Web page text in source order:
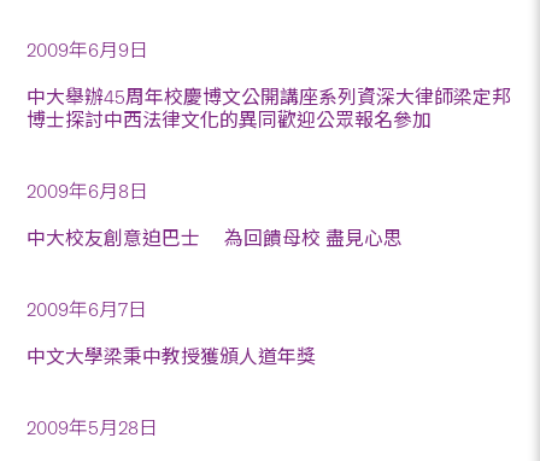
2009年6月9日
中大舉辦45周年校慶博文公開講座系列資深大律師梁定邦
博士探討中西法律文化的異同歡迎公眾報名參加
2009年6月8日
中大校友創意迫巴士 為回饋母校 盡見心思
2009年6月7日
中文大學梁秉中教授獲頒人道年獎
2009年5月28日